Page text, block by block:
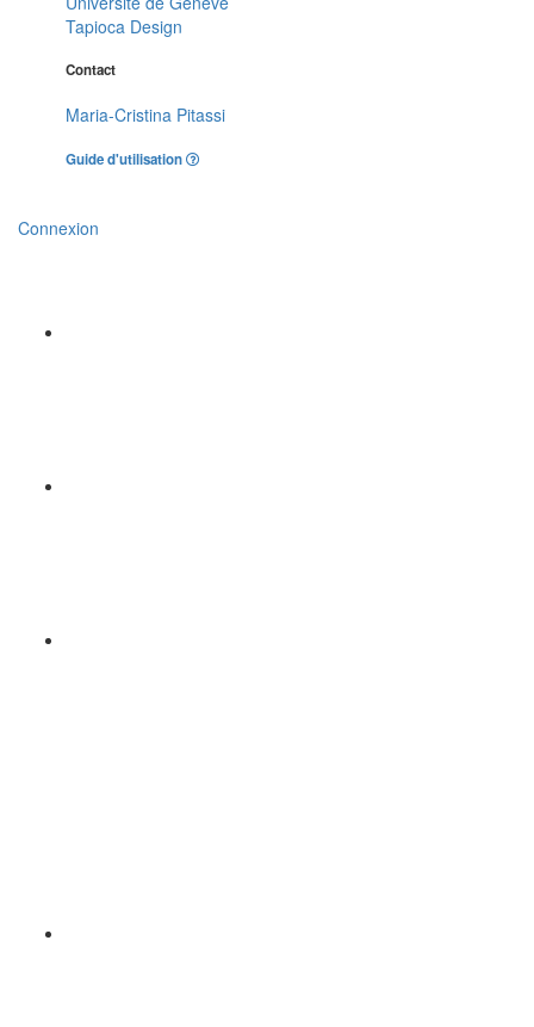
Tapioca Design
Contact
Maria-Cristina Pitassi
Guide d'utilisation
Connexion